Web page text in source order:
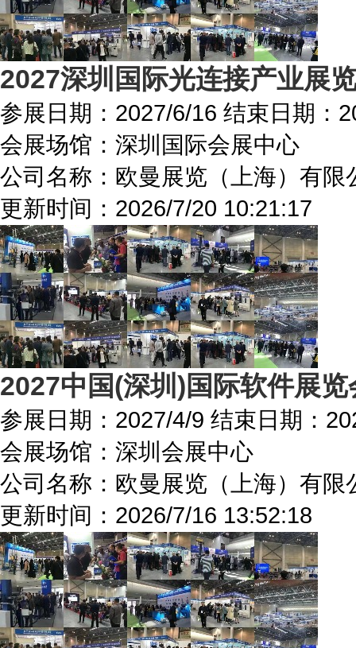
2027深圳国际光连接产业展
参展日期： 2027/6/16 结束日期：
会展场馆： 深圳国际会展中心
公司名称：欧曼展览（上海）有限
更新时间： 2026/7/20 10:21:17
2027中国(深圳)国际软件展览
参展日期： 2027/4/9 结束日期：
会展场馆： 深圳会展中心
公司名称：欧曼展览（上海）有限
更新时间： 2026/7/16 13:52:18